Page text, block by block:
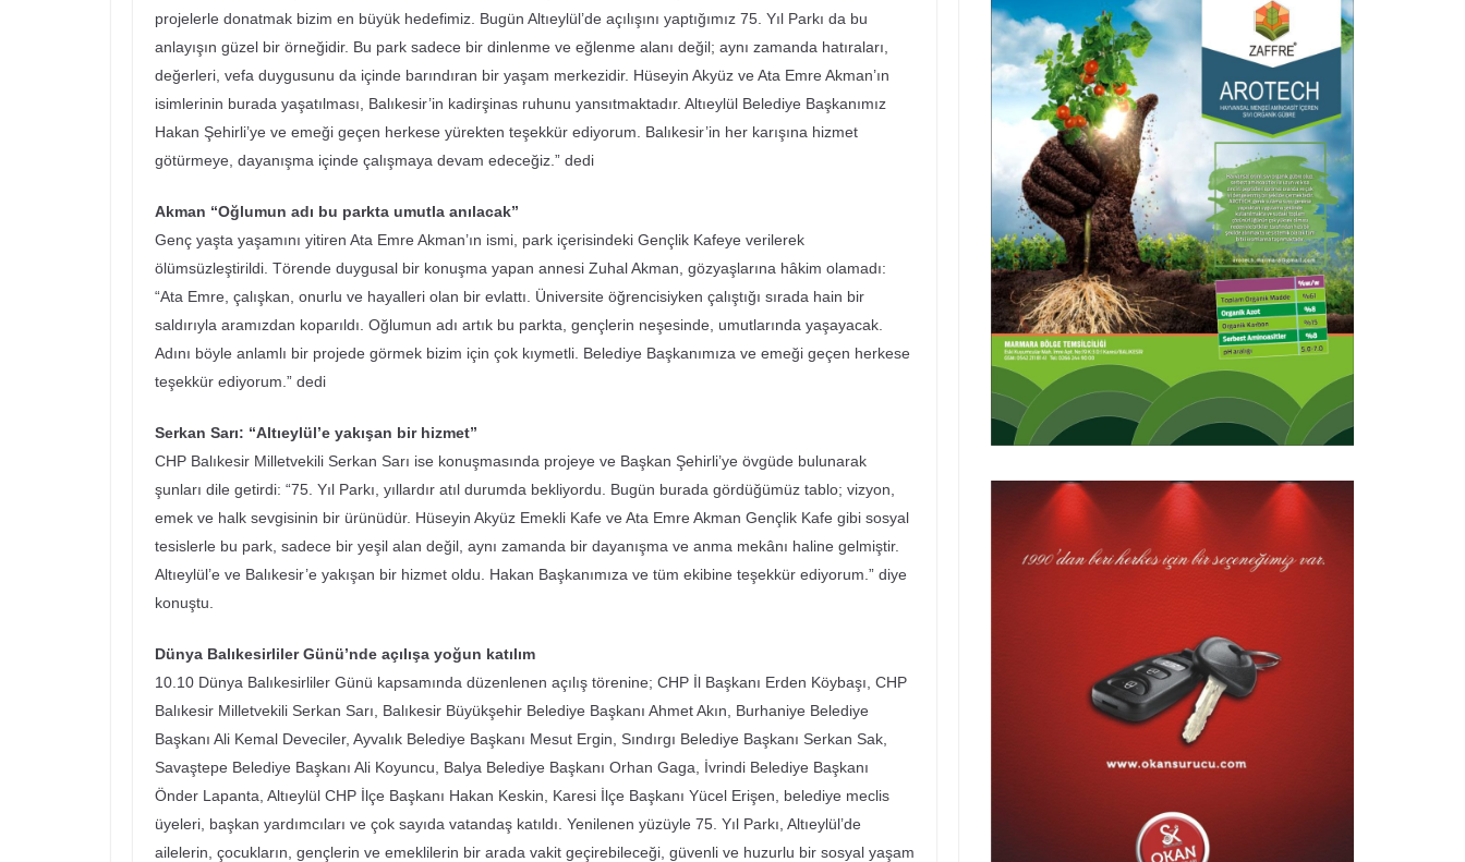
projelerle donatmak bizim en büyük hedefimiz. Bugün Altıeylül’de açılışını yaptığımız 75. Yıl Parkı da bu
anlayışın güzel bir örneğidir. Bu park sadece bir dinlenme ve eğlenme alanı değil; aynı zamanda hatıraları,
değerleri, vefa duygusunu da içinde barındıran bir yaşam merkezidir. Hüseyin Akyüz ve Ata Emre Akman’ın
isimlerinin burada yaşatılması, Balıkesir’in kadirşinas ruhunu yansıtmaktadır. Altıeylül Belediye Başkanımız
Hakan Şehirli’ye ve emeği geçen herkese yürekten teşekkür ediyorum. Balıkesir’in her karışına hizmet
götürmeye, dayanışma içinde çalışmaya devam edeceğiz.” dedi
Akman “Oğlumun adı bu parkta umutla anılacak”
Genç yaşta yaşamını yitiren Ata Emre Akman’ın ismi, park içerisindeki Gençlik Kafeye verilerek
ölümsüzleştirildi. Törende duygusal bir konuşma yapan annesi Zuhal Akman, gözyaşlarına hâkim olamadı:
“Ata Emre, çalışkan, onurlu ve hayalleri olan bir evlattı. Üniversite öğrencisiyken çalıştığı sırada hain bir
saldırıyla aramızdan koparıldı. Oğlumun adı artık bu parkta, gençlerin neşesinde, umutlarında yaşayacak.
Adını böyle anlamlı bir projede görmek bizim için çok kıymetli. Belediye Başkanımıza ve emeği geçen herkese
teşekkür ediyorum.” dedi
Serkan Sarı: “Altıeylül’e yakışan bir hizmet”
CHP Balıkesir Milletvekili Serkan Sarı ise konuşmasında projeye ve Başkan Şehirli’ye övgüde bulunarak
şunları dile getirdi: “75. Yıl Parkı, yıllardır atıl durumda bekliyordu. Bugün burada gördüğümüz tablo; vizyon,
emek ve halk sevgisinin bir ürünüdür. Hüseyin Akyüz Emekli Kafe ve Ata Emre Akman Gençlik Kafe gibi sosyal
tesislerle bu park, sadece bir yeşil alan değil, aynı zamanda bir dayanışma ve anma mekânı haline gelmiştir.
Altıeylül’e ve Balıkesir’e yakışan bir hizmet oldu. Hakan Başkanımıza ve tüm ekibine teşekkür ediyorum.” diye
konuştu.
Dünya Balıkesirliler Günü’nde açılışa yoğun katılım
10.10 Dünya Balıkesirliler Günü kapsamında düzenlenen açılış törenine; CHP İl Başkanı Erden Köybaşı, CHP
Balıkesir Milletvekili Serkan Sarı, Balıkesir Büyükşehir Belediye Başkanı Ahmet Akın, Burhaniye Belediye
Başkanı Ali Kemal Deveciler, Ayvalık Belediye Başkanı Mesut Ergin, Sındırgı Belediye Başkanı Serkan Sak,
Savaştepe Belediye Başkanı Ali Koyuncu, Balya Belediye Başkanı Orhan Gaga, İvrindi Belediye Başkanı
Önder Lapanta, Altıeylül CHP İlçe Başkanı Hakan Keskin, Karesi İlçe Başkanı Yücel Erişen, belediye meclis
üyeleri, başkan yardımcıları ve çok sayıda vatandaş katıldı. Yenilenen yüzüyle 75. Yıl Parkı, Altıeylül’de
ailelerin, çocukların, gençlerin ve emeklilerin bir arada vakit geçirebileceği, güvenli ve huzurlu bir sosyal yaşam